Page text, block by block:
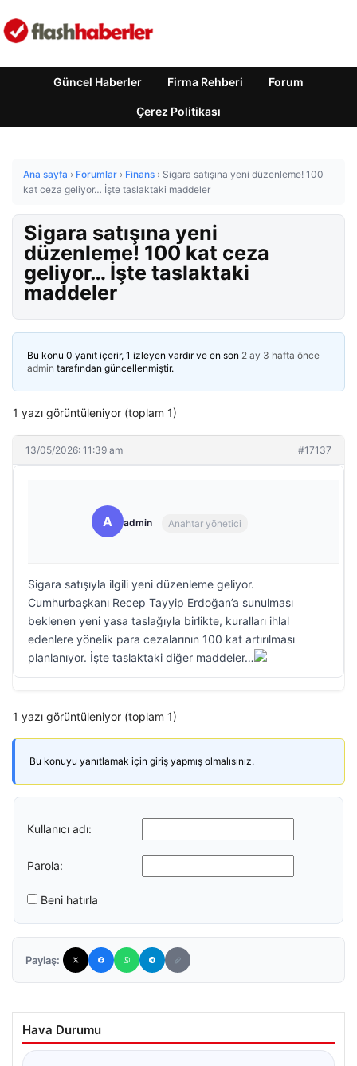
Güncel Haberler Firma Rehberi Forum
Çerez Politikası
Ana sayfa › Forumlar › Finans › Sigara satışına yeni düzenleme! 100
kat ceza geliyor… İşte taslaktaki maddeler
Sigara satışına yeni
düzenleme! 100 kat ceza
geliyor… İşte taslaktaki
maddeler
Bu konu 0 yanıt içerir, 1 izleyen vardır ve en son 2 ay 3 hafta önce
admin tarafından güncellenmiştir.
1 yazı görüntüleniyor (toplam 1)
13/05/2026: 11:39 am #17137
A admin Anahtar yönetici
Sigara satışıyla ilgili yeni düzenleme geliyor.
Cumhurbaşkanı Recep Tayyip Erdoğan’a sunulması
beklenen yeni yasa taslağıyla birlikte, kuralları ihlal
edenlere yönelik para cezalarının 100 kat artırılması
planlanıyor. İşte taslaktaki diğer maddeler…
1 yazı görüntüleniyor (toplam 1)
Bu konuyu yanıtlamak için giriş yapmış olmalısınız.
Kullanıcı adı:
Parola:
Beni hatırla
Paylaş:
Hava Durumu